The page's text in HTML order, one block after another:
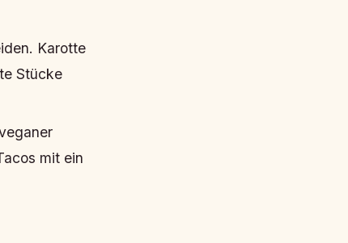
Karotte
Stücke
mit ein